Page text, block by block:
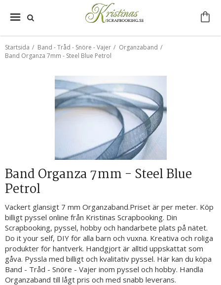
Startsida / Band - Tråd - Snöre - Vajer / Organzaband /
Band Organza 7mm - Steel Blue Petrol
Band Organza 7mm - Steel Blue
Petrol
Vackert glansigt 7 mm Organzaband.Priset är per meter. Köp
billigt pyssel online från Kristinas Scrapbooking. Din
Scrapbooking, pyssel, hobby och handarbete plats på nätet.
Do it your self, DIY för alla barn och vuxna. Kreativa och roliga
produkter för hantverk. Handgjort är alltid uppskattat som
gåva. Pyssla med billigt och kvalitativ pyssel. Här kan du köpa
Band - Tråd - Snöre - Vajer inom pyssel och hobby. Handla
Organzaband till lågt pris och med snabb leverans.